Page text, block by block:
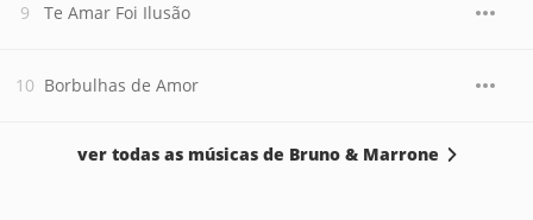
Te Amar Foi Ilusão
Borbulhas de Amor
ver todas as músicas de Bruno & Marrone